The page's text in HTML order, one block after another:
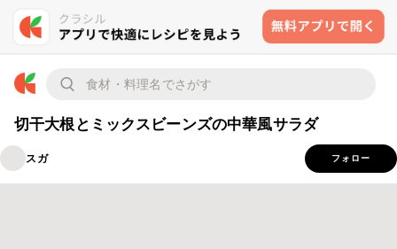
切干大根とミックスビーンズの中華風サラダ
スガ フォロー